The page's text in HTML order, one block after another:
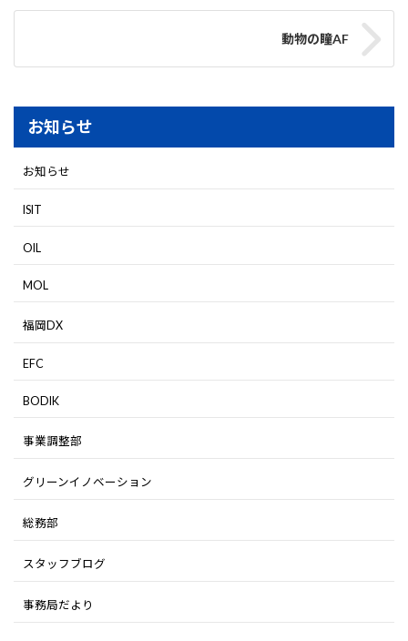
動物の瞳AF
お知らせ
お知らせ
ISIT
OIL
MOL
福岡DX
EFC
BODIK
事業調整部
グリーンイノベーション
総務部
スタッフブログ
事務局だより